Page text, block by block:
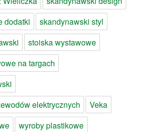
dodatki
skandynawski styl
stoiska wystawowe
na targach
elektrycznych
Veka
wyroby plastikowe